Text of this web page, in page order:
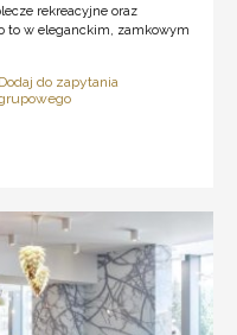
rekreacyjne oraz
to w eleganckim, zamkowym